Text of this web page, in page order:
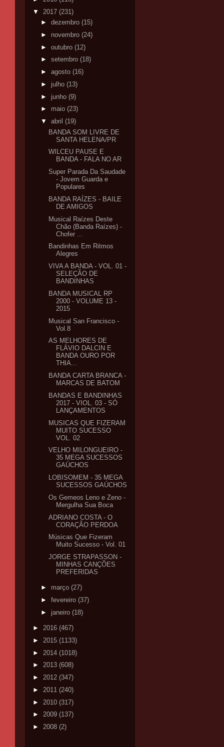
▼ 2017 (231)
► dezembro (15)
► novembro (24)
► outubro (12)
► setembro (18)
► agosto (16)
► julho (13)
► junho (9)
► maio (23)
▼ abril (19)
BANDA SOM LIVRE DE
SANTA HELENA/PR
WILCEU PAUSE E
BANDA - FALA NO AR
Super Parada Da Saudade
- Jovem Guarda e
Populares
BANDA RAÍZES - BAILE
DE AMIGOS
Musical Raízes Deste
Chão (Banda Raízes) -
Chofer ...
Bandinhas Em Ritmos
Alegres
VIVA A BANDA - VOL. 01 -
SELEÇÃO DE
BANDINHAS
BANDA MUSICAL RP
2000 - VOLUME 13 -
2015
Musical San Francisco -
Vol.8
AS MELHORES DE
FLÁVIO DALCIN E
BANDA OURO POR
THIA...
BANDA CARTA BRANCA -
MARCAS DE BATOM
BANDAS E BANDINHAS
2017 - VIOL. 03 - SÓ
LANÇAMENTOS
MUSICAS QUE FIZERAM
MUITO SUCESSO
VOL. 02
VELHO MILONGUEIRO -
35 MEGA SUCESSOS
GAÚCHOS
LOBISOMEM - 35 MEGA
SUCESSOS GAÚCHOS
Os Gemeos Leno e Zeno -
Mergulha Sua Boca
ADRIANO COSTA - O
CORAÇÃO PERDOA
Músicas Que Fizeram
Muito Sucesso - Vol. 01
JORGE STRAPASSON -
MINHAS CANÇÕES
PREFERIDAS
► março (27)
► fevereiro (37)
► janeiro (18)
► 2016 (467)
► 2015 (1133)
► 2014 (1018)
► 2013 (608)
► 2012 (347)
► 2011 (240)
► 2010 (317)
► 2009 (137)
► 2008 (2)